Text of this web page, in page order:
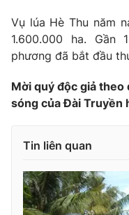
Khán giả
Giải sao mai
Sao
Du lịch
Làm đẹp
Giáo dục
Tuyển sinh
Học trực tuyến
Hitech Công nghệ
Thị trường
Tư vấn
Giao lưu trực tuyến
Lịch phát sóng
Chuyên mục khác
Vụ lúa Hè Thu năm
1.600.000 ha.
phương đã bắt đầu
Mời quý độc giả
sóng của Đài Truyền
Tin liên quan